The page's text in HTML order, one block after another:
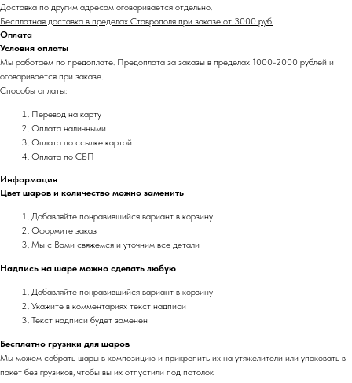
Доставка по другим адресам оговаривается отдельно.
Бесплатная доставка в пределах Ставрополя при заказе от 3000 руб.
Оплата
Условия оплаты
Мы работаем по предоплате. Предоплата за заказы в пределах 1000-2000 рублей и
оговаривается при заказе.
Способы оплаты:
Перевод на карту
Оплата наличными
Оплата по ссылке картой
Оплата по СБП
Информация
Цвет шаров и количество можно заменить
Добавляйте понравившийся вариант в корзину
Оформите заказ
Мы с Вами свяжемся и уточним все детали
Надпись на шаре можно сделать любую
Добавляйте понравившийся вариант в корзину
Укажите в комментариях текст надписи
Текст надписи будет заменен
Бесплатно грузики для шаров
Мы можем собрать шары в композицию и прикрепить их на утяжелители или упаковать в
пакет без грузиков, чтобы вы их отпустили под потолок